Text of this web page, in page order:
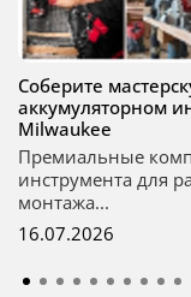
Соберите
аккумуляторном
Milwaukee
Премиальные
инструмента для
монтажа...
16.07.2026